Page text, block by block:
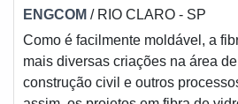
ENGCOM / RIO CLARO - SP
Como é facilmente moldável, a
mais diversas criações na área
construção civil e outros